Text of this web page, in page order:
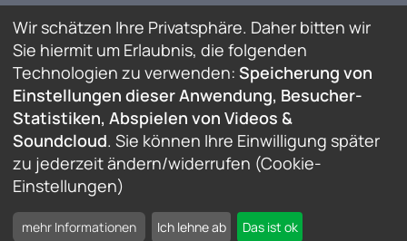
© Deutsch-Türkisches Forum e.V. / Stuttgart Türk-
Alman Forumu
Cookie-Einstellungen
Impressum
Datenschutz
Kontakt
Wir schätzen Ihre Privatsphäre. Daher bitten wir
Sie hiermit um Erlaubnis, die folgenden
Technologien zu verwenden: Speicherung von
Einstellungen dieser Anwendung, Besucher-
Statistiken, Abspielen von Videos &
Soundcloud. Sie können Ihre Einwilligung später
zu jederzeit ändern/widerrufen (Cookie-
Einstellungen)
mehr Informationen Ich lehne ab Das ist ok